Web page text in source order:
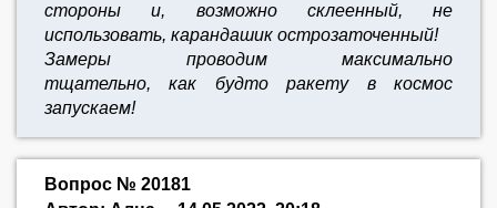
стороны и, возможно склеенный, не
использовать, карандашик острозаточенный!
Замеры проводим максимально
тщательно, как будто ракету в космос
запускаем!
Вопрос № 20181